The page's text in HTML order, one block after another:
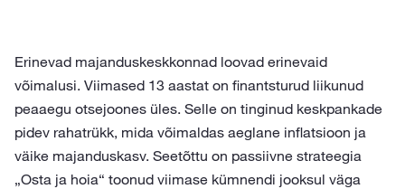
Erinevad majanduskeskkonnad loovad erinevaid
võimalusi. Viimased 13 aastat on finantsturud liikunud
peaaegu otsejoones üles. Selle on tinginud keskpankade
pidev rahatrükk, mida võimaldas aeglane inflatsioon ja
väike majanduskasv. Seetõttu on passiivne strateegia
„Osta ja hoia“ toonud viimase kümnendi jooksul väga